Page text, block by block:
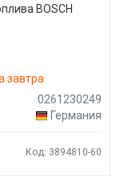
BOSCH
завтра
0261230249
Германия
Код: 3894810-60